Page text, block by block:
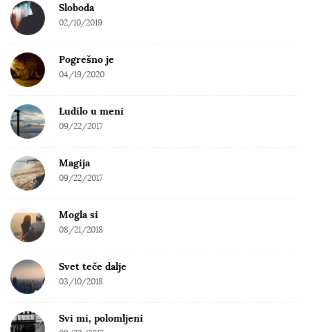
r
Sloboda
02/10/2019
Pogrešno je
04/19/2020
Ludilo u meni
09/22/2017
Magija
09/22/2017
Mogla si
08/21/2018
Svet teče dalje
03/10/2018
Svi mi, polomljeni